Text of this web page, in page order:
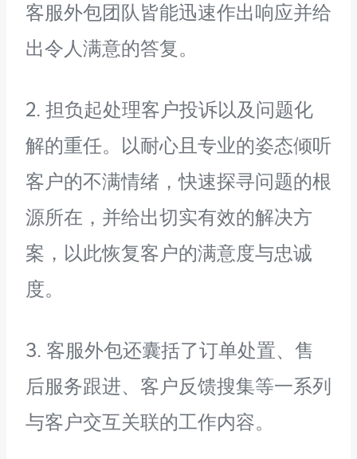
客服外包团队皆能迅速作出响应并给
出令人满意的答复。
2. 担负起处理客户投诉以及问题化
解的重任。以耐心且专业的姿态倾听
客户的不满情绪，快速探寻问题的根
源所在，并给出切实有效的解决方
案，以此恢复客户的满意度与忠诚
度。
3. 客服外包还囊括了订单处置、售
后服务跟进、客户反馈搜集等一系列
与客户交互关联的工作内容。